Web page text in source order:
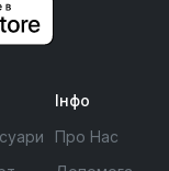
Інфо
Про Нас